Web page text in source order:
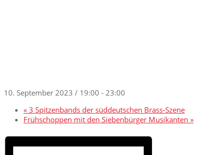
10. September 2023 / 19:00 - 23:00
« 3 Spitzenbands der süddeutschen Brass-Szene
Frühschoppen mit den Siebenbürger Musikanten »